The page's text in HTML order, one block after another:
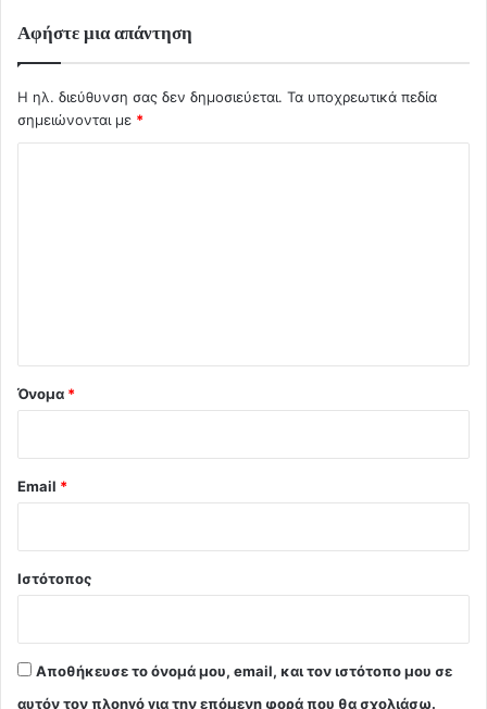
Αφήστε μια απάντηση
Η ηλ. διεύθυνση σας δεν δημοσιεύεται. Τα υποχρεωτικά πεδία
σημειώνονται με *
Όνομα *
Email *
Ιστότοπος
Αποθήκευσε το όνομά μου, email, και τον ιστότοπο μου σε
αυτόν τον πλοηγό για την επόμενη φορά που θα σχολιάσω.